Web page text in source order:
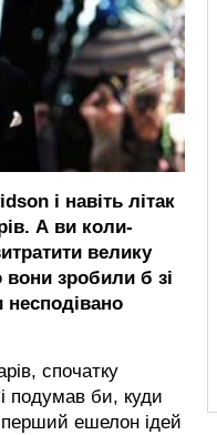
і навіть літак
А ви коли-
велику
зробили б зі
спочатку
подумав би, куди
ешелон ідей